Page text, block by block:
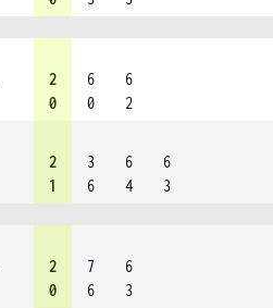
2
0
6
0
6
2
2
1
3
6
6
4
6
3
2
0
7
6
6
3